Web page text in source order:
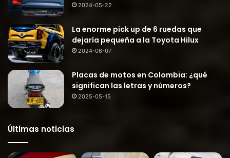
2024-05-22
La enorme pick up de 6 ruedas que
dejaría pequeña a la Toyota Hilux
2024-06-07
Placas de motos en Colombia: ¿qué
significan las letras y números?
2025-05-15
Últimas noticias